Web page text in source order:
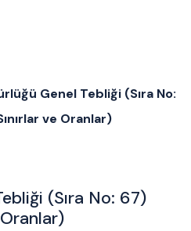
Genel Tebliği (Sıra No:
ve Oranlar)
(Sıra No: 67)